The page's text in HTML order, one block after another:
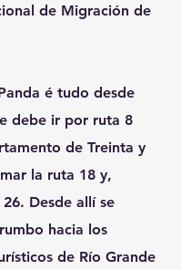
de Migración de
é tudo desde
debe ir por ruta 8
de Treinta y
la ruta 18 y,
Desde allí se
hacia los
de Río Grande